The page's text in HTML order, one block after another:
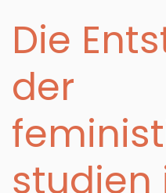
Die
der
studien